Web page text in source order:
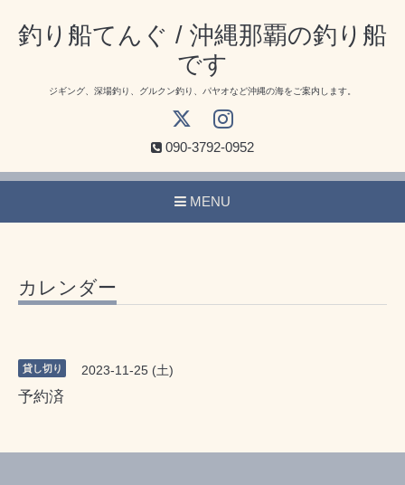
釣り船てんぐ / 沖縄那覇の釣り船
です
ジギング、深場釣り、グルクン釣り、パヤオなど沖縄の海をご案内します。
090-3792-0952
MENU
カレンダー
貸し切り 2023-11-25 (土)
予約済